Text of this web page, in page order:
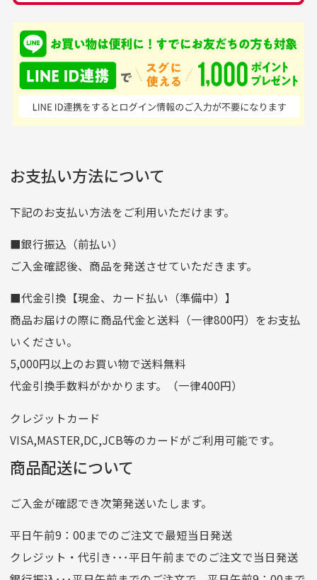
て、ここまでゴルフブラ
ンドの取り扱いがあるの
はすごい。 毎日たくさ
んの商品がアップされて
いるので新作チェックす
ており商品を大切にして
いる感が伝わってきまし
た 「フロント部分に汚
れあり」と記載ありまし
[…]
銀行振込（前払い）
入金確認後商品発送となります。
※土曜、日曜、祝日は入金確認及び発送業務は致しておりま
せん。
尚、お振込み手数料はお客様ご負担となります。入金確認後
商品発送となります。
ご注文頂いてから7日以内をお振込み期限とさせ
りますのでご了承くださいませ。
支店名
和歌山支店
口座種別
普通
口座番号
0255557
口座名義
株式会社一条
ゆうちょ銀行
ゆうちょ間
記号
14710
他銀行から
店名
四七八（読みヨンナナハチ）
店番
478
預金種目
普通預金
口座番号
0776226
口座名義
株式会社一条
申し込まれた商品と届いた商品が異なっている場合
商品説明に記載されていない汚れやダメージがある商品
の場合
お支払い方法について
下記のお支払い方法をご利用いただけます。
■銀行振込（前払い）
ご入金確認後、商品を発送させていただきます。
■代金引換【現金、カード払い（準備中）】
商品お届けの際に商品代金と送料（一律800円）をお支払
いください。
5,000円以上のお買い物で送料無料
代金引換手数料がかかります。（一律400円）
クレジットカード
VISA,MASTER,DC,JCB等のカードがご利用可能です。
商品配送について
ご入金が確認でき次第発送いたします。
平日午前9：00までのご注文で最短当日発送
クレジット・代引き･･･平日午前までのご注文で当日発送